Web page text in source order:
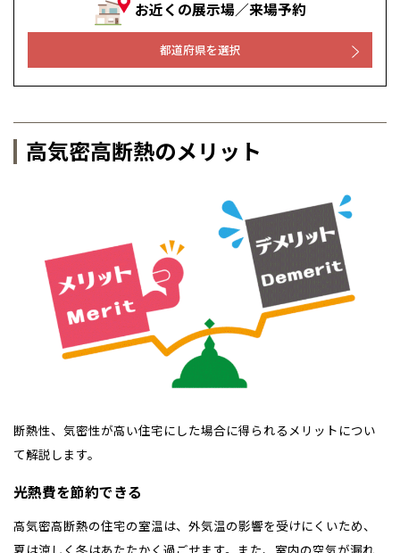
お近くの展示場／来場予約
都道府県を選択
高気密高断熱のメリット
断熱性、気密性が高い住宅にした場合に得られるメリットについ
て解説します。
光熱費を節約できる
高気密高断熱の住宅の室温は、外気温の影響を受けにくいため、
道央
道南
青森
岩手
福島
甲信越・北陸
山梨
石川
福井
東京
千葉
茨城
群馬
東海
静岡
三重
京都
兵庫
滋賀
中国・四国
岡山
香川
鳥取
九州
福岡
熊本
分譲マンション
※現住所のある都道府県以外の建築予定地の方でも
応します。お気軽にご相談ください。
札幌
小樽
釧路
青森県
八戸
青森
秋田県
秋田
岩手県
盛岡
宮城県
仙台
福島県
郡山
福島
いわき
会津
甲信越・北陸
長岡
山梨県
甲府
富山県
富山
石川県
金沢
福井県
福井
東京都
世田谷
相模
埼玉県
埼玉
所沢
千葉県
千葉
栃木県
宇都宮
群馬県
群馬
東海
岐阜県
岐阜
静岡県
静岡
浜松
三重県
四日市
大阪
京都府
京都
兵庫県
姫路
奈良県
奈良
中国・四国
岡山県
岡山
香川県
高松
愛媛県
松山
九州
福岡県
福岡
宮崎県
鹿児島県
鹿児島